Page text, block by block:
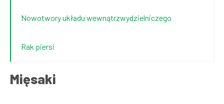
Nowotwory układu wewnątrzwydzielniczego
Rak piersi
Mięsaki